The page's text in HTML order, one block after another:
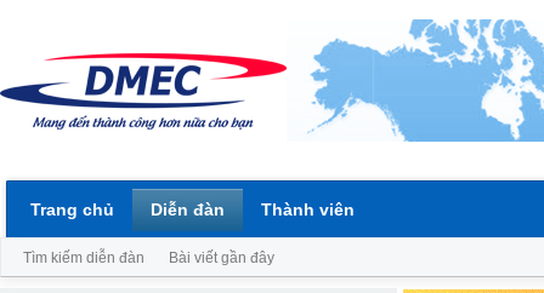
Trang chủ Diễn đàn
Tìm kiếm diễn đàn Bài viết gần đây
Thành viên